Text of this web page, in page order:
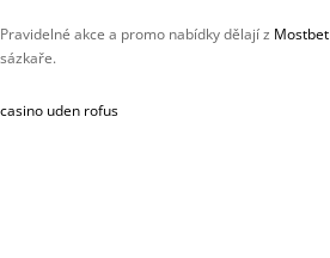
Pravidelné akce a promo nabídky dělají z Mostbet
sázkaře.
casino uden rofus